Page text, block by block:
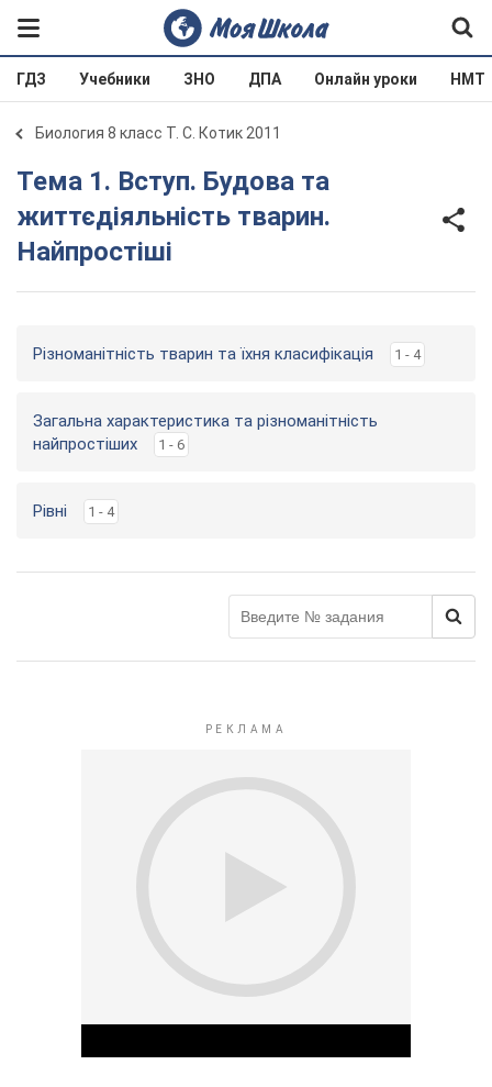
ГДЗ Учебники ЗНО ДПА Онлайн уроки НМТ
Биология 8 класс Т. С. Котик 2011
Тема 1. Вступ. Будова та
життєдіяльність тварин.
Найпростіші
Різноманітність тварин та їхня класифікація 1 - 4
Загальна характеристика та різноманітність
найпростіших
1 - 6
Рівні 1 - 4